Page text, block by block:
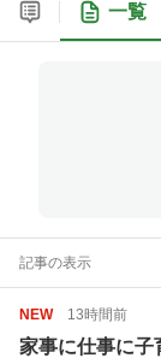
一覧
記事の表示
NEW 13時間前
家事に仕事に子